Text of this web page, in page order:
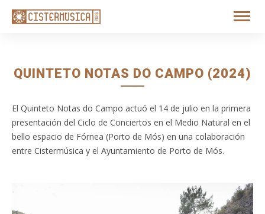
QUINTETO NOTAS DO CAMPO (2024)
El Quinteto Notas do Campo actuó el 14 de julio en la primera
presentación del Ciclo de Conciertos en el Medio Natural en el
bello espacio de Fórnea (Porto de Mós) en una colaboración
entre Cistermúsica y el Ayuntamiento de Porto de Mós.